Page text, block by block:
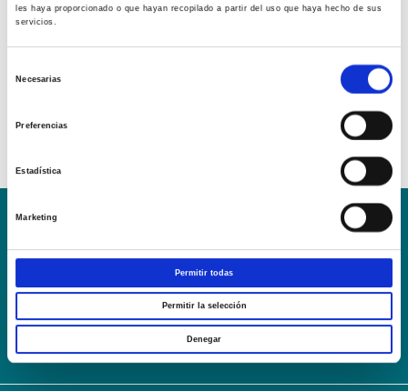
les haya proporcionado o que hayan recopilado a partir del uso que haya hecho de sus
servicios.
Necesarias
Preferencias
Estadística
Marketing
Permitir todas
Permitir la selección
Denegar
AVISO LEGAL – TÉRMINOS Y CONDICIONES DE SERVICIOS
ONLINE
Política de cookies
Contacto
Webmail User Login